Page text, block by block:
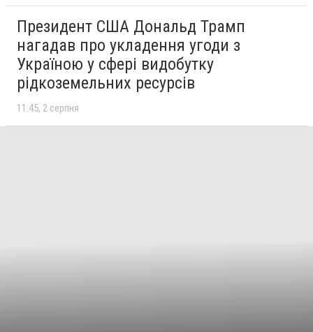
Президент США Дональд Трамп
нагадав про укладення угоди з
Україною у сфері видобутку
рідкоземельних ресурсів
11:45 2 серпня